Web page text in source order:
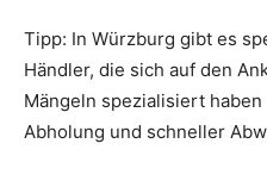
Tipp: In Würzburg gibt es
Händler, die sich auf den
Mängeln spezialisiert
Abholung und schneller